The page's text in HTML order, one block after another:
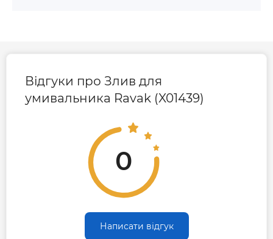
Відгуки про Злив для
умивальника Ravak (X01439)
0
Написати відгук